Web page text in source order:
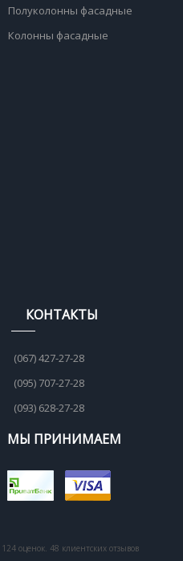
Полуколонны фасадные
Колонны фасадные
КОНТАКТЫ
(067) 427-27-28
(095) 707-27-28
(093) 628-27-28
МЫ ПРИНИМАЕМ
124 оценок. 48 клиентских отзывов